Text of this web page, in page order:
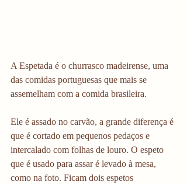
A Espetada é o churrasco madeirense, uma
das comidas portuguesas que mais se
assemelham com a comida brasileira.
Ele é assado no carvão, a grande diferença é
que é cortado em pequenos pedaços e
intercalado com folhas de louro. O espeto
que é usado para assar é levado à mesa,
como na foto. Ficam dois espetos